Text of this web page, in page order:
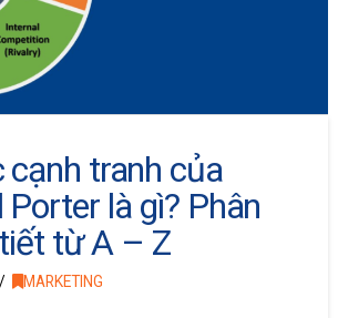
cạnh tranh của
là gì? Phân
từ A – Z
MARKETING